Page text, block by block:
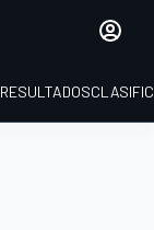
RESULTADOS